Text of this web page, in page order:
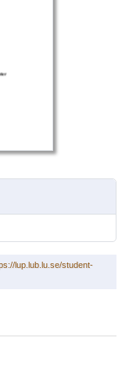
lup.lub.lu.se/student-